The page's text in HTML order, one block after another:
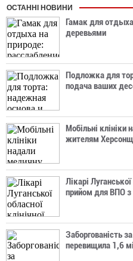
ОСТАННІ НОВИНИ
Гамак для
деревьями
Подложка для
подача ваших
Мобільні
жителям
Лікарі Луганської
прийом для ВПО з
Заборгованість
перевищила 1,6